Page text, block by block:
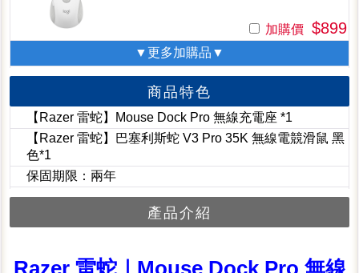
加購價 $899
▼更多加購品▼
商品特色
【Razer 雷蛇】Mouse Dock Pro 無線充電座 *1
【Razer 雷蛇】巴塞利斯蛇 V3 Pro 35K 無線電競滑鼠 黑
色*1
保固期限：兩年
產品介紹
Razer 雷蛇｜Mouse Dock Pro 無線